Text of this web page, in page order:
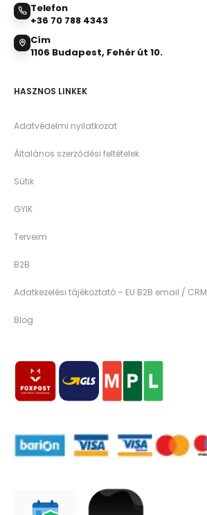
Telefon
+36 70 788 4343
Cím
1106 Budapest, Fehér út 10.
HASZNOS LINKEK
Adatvédelmi nyilatkozat
Általános szerződési feltételek
Sütik
GYIK
Terveim
B2B
Adatkezelési tájékoztató – EU B2B email / CRM
Blog